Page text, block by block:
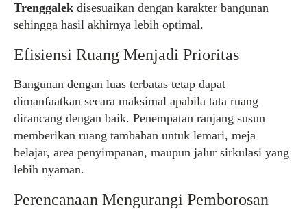
Trenggalek disesuaikan dengan karakter bangunan
sehingga hasil akhirnya lebih optimal.
Efisiensi Ruang Menjadi Prioritas
Bangunan dengan luas terbatas tetap dapat
dimanfaatkan secara maksimal apabila tata ruang
dirancang dengan baik. Penempatan ranjang susun
memberikan ruang tambahan untuk lemari, meja
belajar, area penyimpanan, maupun jalur sirkulasi yang
lebih nyaman.
Perencanaan Mengurangi Pemborosan